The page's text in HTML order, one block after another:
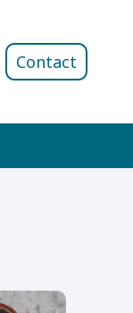
Contact